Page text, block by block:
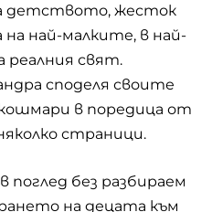
детството, жесток
най-малките, в най-
свят.
споделя своите
в поредица от
страници.
поглед без разбираем
на децата към